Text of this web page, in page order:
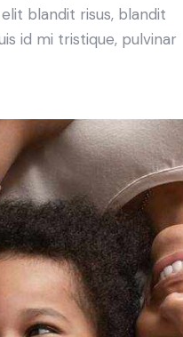
blandit risus, blandit
id mi tristique, pulvinar